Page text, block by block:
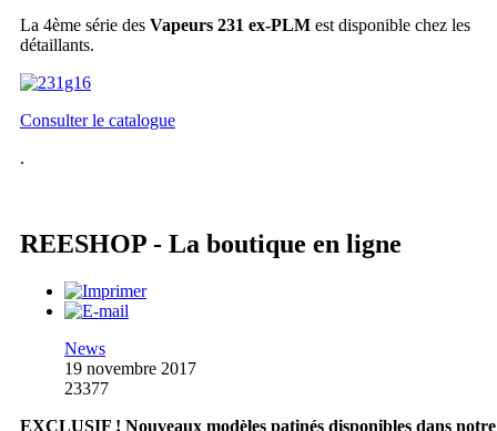
La 4ème série des Vapeurs 231 ex-PLM est disponible chez les
détaillants.
Consulter le catalogue
.
REESHOP - La boutique en ligne
News
19 novembre 2017
23377
EXCLUSIF ! Nouveaux modèles patinés disponibles dans notre